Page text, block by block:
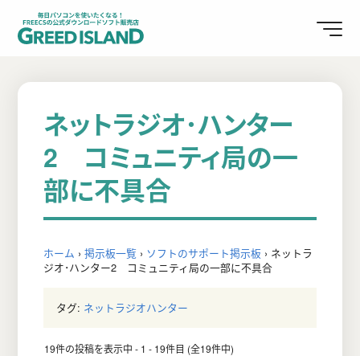
ネットラジオ･ハンター
2 コミュニティ局の一
部に不具合
ホーム › 掲示板一覧 › ソフトのサポート掲示板 › ネットラ
ジオ･ハンター2 コミュニティ局の一部に不具合
タグ: ネットラジオハンター
19件の投稿を表示中 - 1 - 19件目 (全19件中)